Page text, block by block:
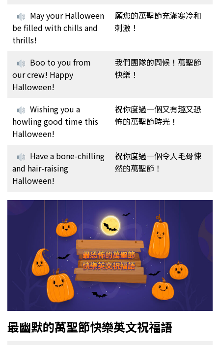
May your Halloween
be filled with chills and
thrills!
願您的萬聖節充滿寒冷和
刺激！
Boo to you from
our crew! Happy
Halloween!
我們團隊的問候！萬聖節
快樂！
Wishing you a
howling good time this
Halloween!
祝你度過一個又有趣又恐
怖的萬聖節時光！
Have a bone-chilling
and hair-raising
Halloween!
祝你度過一個令人毛骨悚
然的萬聖節！
最幽默的萬聖節快樂英文祝福語